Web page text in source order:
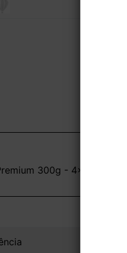
300g - 4x0 -